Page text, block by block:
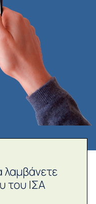
λαμβάνετε
του ΙΣΑ